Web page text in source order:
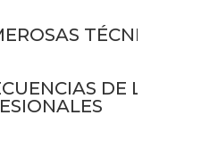
TÉCNICAS
DE LUZ